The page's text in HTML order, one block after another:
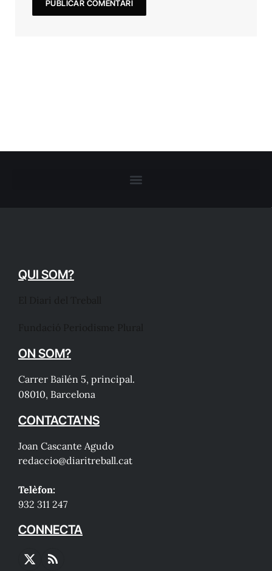
QUI SOM?
ON SOM?
Carrer Bailén 5, principal.
08010, Barcelona
CONTACTA'NS
Joan Cascante Agudo
redaccio@diaritreball.cat
Telèfon:
932 311 247
CONNECTA
X
RSS